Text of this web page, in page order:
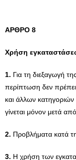
AΡΘΡΟ 8
Χρήση
1. Για τη διεξαγωγή
περίπτωση δεν πρέπει
και άλλων
γίνεται μόνον μετά
2. Προβλήματα κατά
3. Η χρήση των